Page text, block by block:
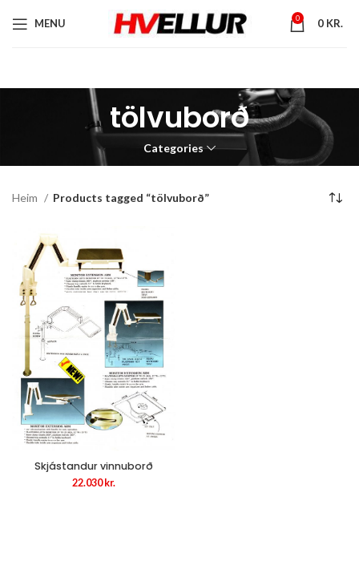
MENU 0 0 KR.
tölvuborð
Categories
Heim Products tagged “tölvuborð”
Skjástandur vinnuborð
22.030 kr.